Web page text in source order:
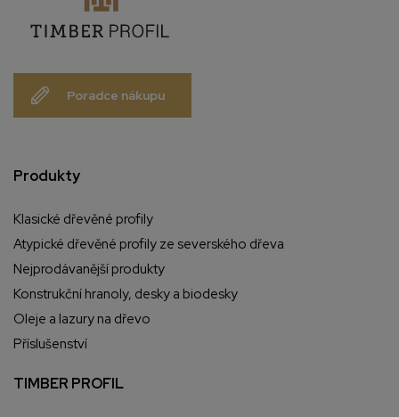
Poradce nákupu
Produkty
Klasické dřevěné profily
Atypické dřevěné profily ze severského dřeva
Nejprodávanější produkty
Konstrukční hranoly, desky a biodesky
Oleje a lazury na dřevo
Příslušenství
TIMBER PROFIL